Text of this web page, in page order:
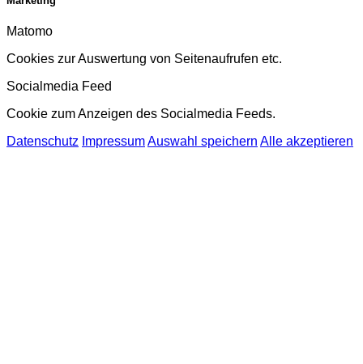
Matomo
Cookies zur Auswertung von Seitenaufrufen etc.
Socialmedia Feed
Cookie zum Anzeigen des Socialmedia Feeds.
Datenschutz ImpressumAuswahl speichern Alle akzeptieren